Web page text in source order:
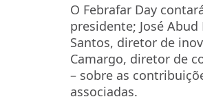
O Febrafar Day
presidente; José
Santos, diretor de
Camargo, diretor de
– sobre as
associadas.